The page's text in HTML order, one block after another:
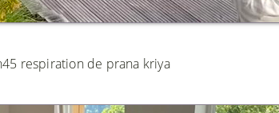
respiration de prana kriya